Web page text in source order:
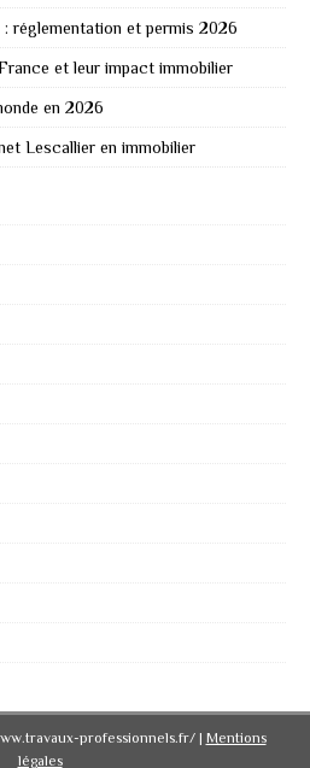
réglementation et permis 2026
et leur impact immobilier
en 2026
Lescallier en immobilier
professionnels.fr/ | Mentions
légales